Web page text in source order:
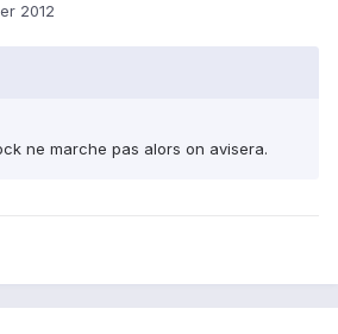
2012
ne marche pas alors on avisera.